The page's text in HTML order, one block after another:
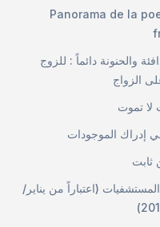
Panorama de la
والحنونة دائماً : للزوج
الزواج
لا تموت
إدراك الموجودات
ثابت
المستشفيات (اعتباراً من يناير/